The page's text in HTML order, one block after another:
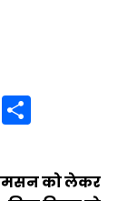
Gmail
को लेकर